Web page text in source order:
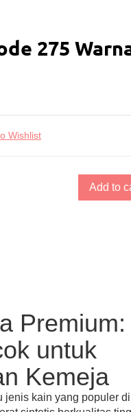
275
Wishlist
Add to
Premium:
untuk
Kemeja
jenis kain yang populer di